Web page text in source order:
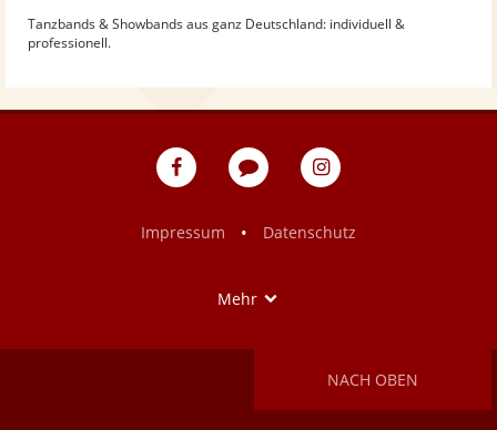
Tanzbands & Showbands aus ganz Deutschland: individuell &
professionell.
eventpeppers
Blog
eventpeppers
Impressum
• Datenschutz
Mehr
NACH OBEN